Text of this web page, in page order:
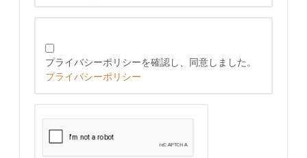
プライバシーポリシーを確認し、同意しました。
プライバシーポリシー